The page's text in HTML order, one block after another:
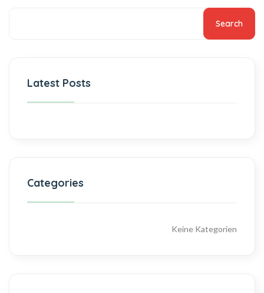
Search
Latest Posts
Categories
Keine Kategorien